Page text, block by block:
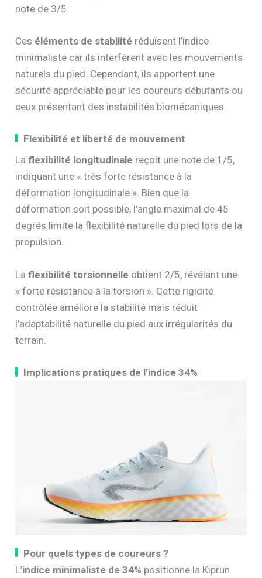
note de 3/5.
Ces éléments de stabilité réduisent l’indice
minimaliste car ils interfèrent avec les mouvements
naturels du pied. Cependant, ils apportent une
sécurité appréciable pour les coureurs débutants ou
ceux présentant des instabilités biomécaniques.
Flexibilité et liberté de mouvement
Laflexibilité longitudinale reçoit une note de 1/5,
indiquant une « très forte résistance à la
déformation longitudinale ». Bien que la
déformation soit possible, l’angle maximal de 45
degrés limite la flexibilité naturelle du pied lors de la
propulsion.
Laflexibilité torsionnelle obtient 2/5, révélant une
« forte résistance à la torsion ». Cette rigidité
contrôlée améliore la stabilité mais réduit
l’adaptabilité naturelle du pied aux irrégularités du
terrain.
Implications pratiques de l’indice 34%
Pour quels types de coureurs ?
L’indice minimaliste de 34% positionne la Kiprun